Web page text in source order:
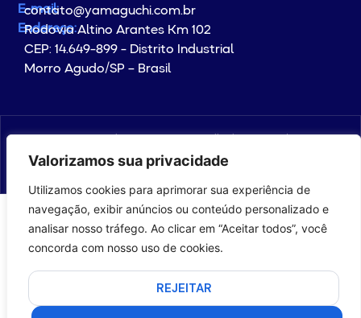
Valorizamos sua privacidade
Utilizamos cookies para aprimorar sua experiência de
navegação, exibir anúncios ou conteúdo personalizado e
analisar nosso tráfego. Ao clicar em “Aceitar todos”, você
concorda com nosso uso de cookies.
REJEITAR
E-mail:
contato@yamaguchi.com.br
Endereço:
Rodovia Altino Arantes Km 102
CEP: 14.649-899 - Distrito Industrial
Morro Agudo/SP – Brasil
com por com5​​